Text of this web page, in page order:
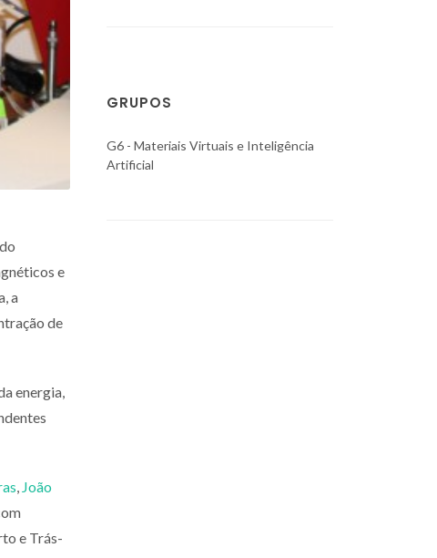
e
a
de
energia,
, João
e Trás-
GRUPOS
G6 - Materiais Virtuais e Inteligência
Artificial